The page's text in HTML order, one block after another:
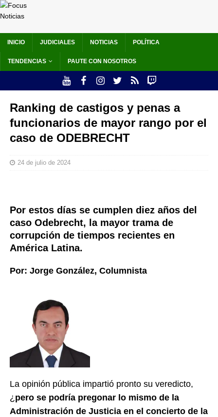
INICIO JUDICIALES NOTICIAS POLÍTICA
TENDENCIAS PAUTE CON NOSOTROS
Ranking de castigos y penas a
funcionarios de mayor rango por el
caso de ODEBRECHT
24 de julio de 2024
Por estos días se cumplen diez años del
caso Odebrecht, la mayor trama de
corrupción de tiempos recientes en
América Latina.
Por: Jorge González, Columnista
La opinión pública impartió pronto su veredicto,
¿pero se podría pregonar lo mismo de la
Administración de Justicia en el concierto de la